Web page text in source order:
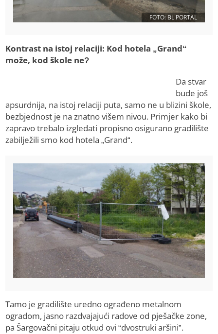
FOTO: BL PORTAL
Kontrast na istoj relaciji: Kod hotela „Grand“
može, kod škole ne?
Da stvar
bude još
apsurdnija, na istoj relaciji puta, samo ne u blizini škole,
bezbjednost je na znatno višem nivou. Primjer kako bi
zapravo trebalo izgledati propisno osigurano gradilište
zabilježili smo kod hotela „Grand“.
Tamo je gradilište uredno ograđeno metalnom
ogradom, jasno razdvajajući radove od pješačke zone,
pa Šargovačni pitaju otkud ovi “dvostruki aršini”.